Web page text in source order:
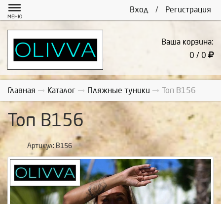
Вход / Регистрация
МЕНЮ
Ваша корзина:
0 / 0
Главная Каталог Пляжные туники Топ В156
Топ В156
Артикул: В156